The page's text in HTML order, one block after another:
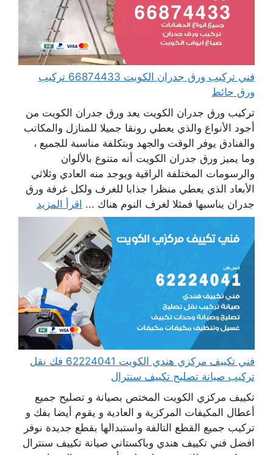
فني تركيب ورق جدران الكويت 66874433 تركيب
ورق حائط
تركيب ورق جدران الكويت يعد ورق جدران الكويت من
أجود الأنواع والذي يعطي رونقا جميلا للمنازل والمكاتب
والفنادق يوفر الوقت والجهد وبتكلفة مناسبة للجميع ،
وما يميز ورق جدران الكويت أنه متنوع بالألوان
والرسومات المختلفة الراقية ويوجد منه العادي وثلاثي
الأبعاد الذي يعطي منظرا جذابا للغرف ولكل غرفة ورق
جدران يناسبها فمثلا لغرف النوم هناك ... اقرأ المزيد
فني تكييف مركزي هندي الكويت 62224041 فك نقل
تركيب صيانة تصليح تكييف سنترال
تكييف مركزي الكويت المختص بصيانة و تصليح جميع
أعطال المكيفات المركزية و العادية و يقوم أيضا بفك و
تركيب جميع القطع التالفة واستبدالها بقطع جديدة نوفر
افضل فني تكييف هندي وباكستاني صيانة تكييف سنترال